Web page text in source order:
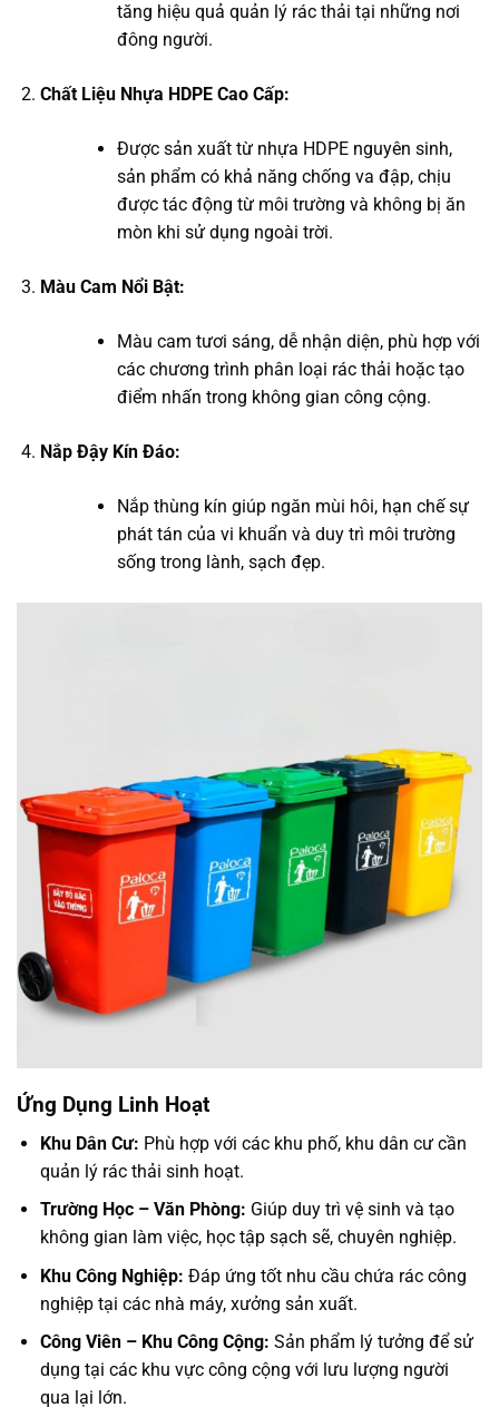
tăng hiệu quả quản lý rác thải tại những nơi
đông người.
Chất Liệu Nhựa HDPE Cao Cấp:
Được sản xuất từ nhựa HDPE nguyên sinh,
sản phẩm có khả năng chống va đập, chịu
được tác động từ môi trường và không bị ăn
mòn khi sử dụng ngoài trời.
Màu Cam Nổi Bật:
Màu cam tươi sáng, dễ nhận diện, phù hợp với
các chương trình phân loại rác thải hoặc tạo
điểm nhấn trong không gian công cộng.
Nắp Đậy Kín Đáo:
Nắp thùng kín giúp ngăn mùi hôi, hạn chế sự
phát tán của vi khuẩn và duy trì môi trường
sống trong lành, sạch đẹp.
Ứng Dụng Linh Hoạt
Khu Dân Cư: Phù hợp với các khu phố, khu dân cư cần
quản lý rác thải sinh hoạt.
Trường Học – Văn Phòng: Giúp duy trì vệ sinh và tạo
không gian làm việc, học tập sạch sẽ, chuyên nghiệp.
Khu Công Nghiệp: Đáp ứng tốt nhu cầu chứa rác công
nghiệp tại các nhà máy, xưởng sản xuất.
Công Viên – Khu Công Cộng: Sản phẩm lý tưởng để sử
dụng tại các khu vực công cộng với lưu lượng người
qua lại lớn.